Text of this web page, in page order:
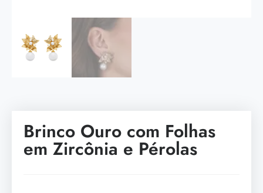
Brinco Ouro com Folhas
em Zircônia e Pérolas